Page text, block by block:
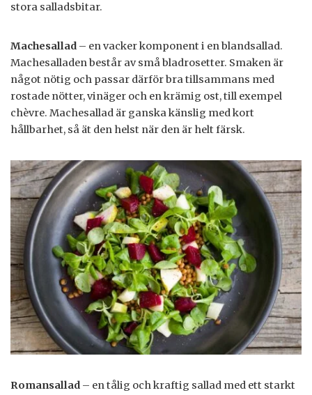
stora salladsbitar.
Machesallad – en vacker komponent i en blandsallad.
Machesalladen består av små bladrosetter. Smaken är
något nötig och passar därför bra tillsammans med
rostade nötter, vinäger och en krämig ost, till exempel
chèvre. Machesallad är ganska känslig med kort
hållbarhet, så ät den helst när den är helt färsk.
Romansallad – en tålig och kraftig sallad med ett starkt